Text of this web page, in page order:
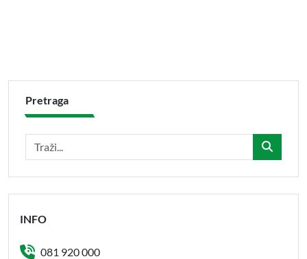
Pretraga
INFO
081 920 000